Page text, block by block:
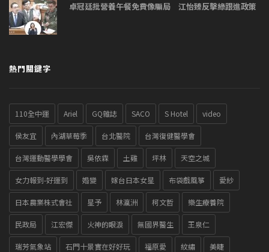
卓冠廷批營養午餐免費像騙局 江怡臻反擊綠跟進政策
熱門關鍵字
110全中運 Ariel GQ雜誌 SACO S Hotel video
侯友宜 內湖草莓季 台北醫院 台灣復健醫學會
台灣運動醫學學會 吳依霖 土雞 坪林 天空之城
女力報到-好運到 婚變 嫁台日本女星 布袋戲風箏 愛紗
日本農業株式會社 星予 林瀛洲 柯文哲 樂生療養院
民政局 江宏傑 火神的眼淚 無國界醫生 王泉仁
瑞芳氣象站 石門十景實在好好玩 福原愛 紋繡 美睫